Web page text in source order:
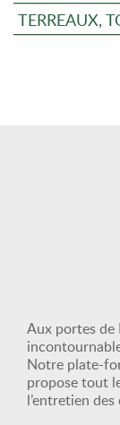
TERREAUX,
Aux portes de
Notre plate-
propose tout
l’entretien